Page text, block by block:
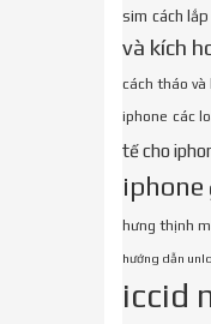
sim cách
và kích
cách tháo và
iphone các
tế cho
iphone
hưng thịnh
hướng dẫn
iccid